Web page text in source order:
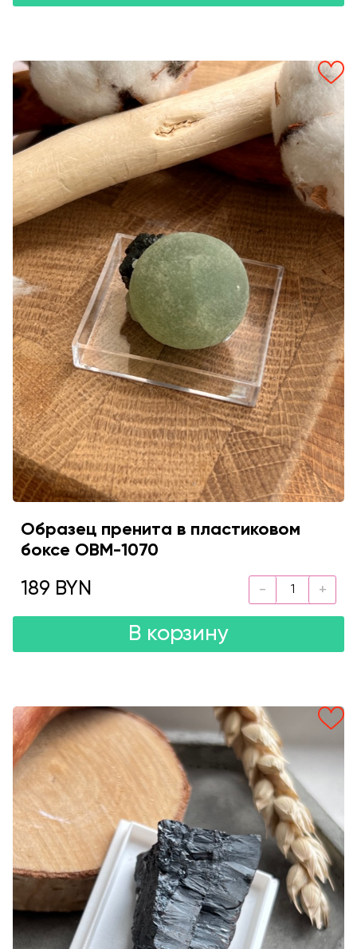
Образец пренита в пластиковом
боксе OBM-1070
189 BYN
В корзину